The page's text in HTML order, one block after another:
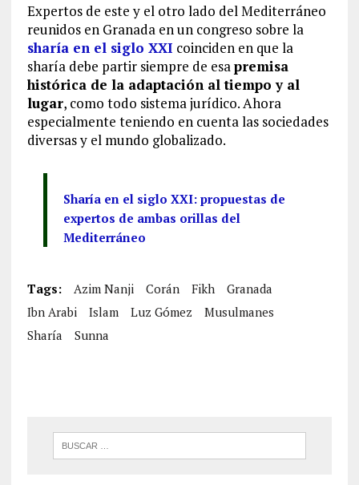
Expertos de este y el otro lado del Mediterráneo
reunidos en Granada en un congreso sobre la
sharía en el siglo XXI coinciden en que la
sharía debe partir siempre de esapremisa
histórica de la adaptación al tiempo y al
lugar, como todo sistema jurídico. Ahora
especialmente teniendo en cuenta las sociedades
diversas y el mundo globalizado.
Sharía en el siglo XXI: propuestas de
expertos de ambas orillas del
Mediterráneo
Tags: Azim Nanji Corán Fikh
Granada
Ibn Arabi
Islam Luz Gómez
Musulmanes
Sharía
Sunna